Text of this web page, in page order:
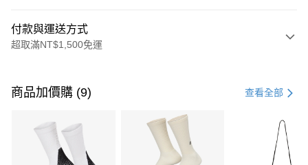
付款與運送方式
超取滿NT$1,500免運
信用卡一次付款
3 期 0 利率 每期 21家銀行
合作金庫商業銀行
第一商業銀行
商品加價購 (9) 查看全部